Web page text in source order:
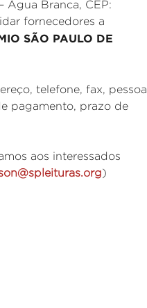
Água Branca, CEP:
fornecedores a
SÃO PAULO DE
telefone, fax, pessoa
pagamento, prazo de
aos interessados
)